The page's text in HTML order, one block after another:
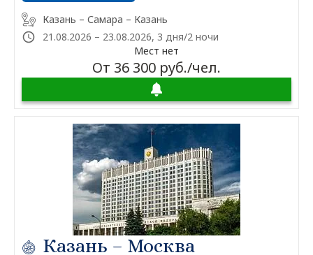
Казань – Самара – Казань
21.08.2026 – 23.08.2026, 3 дня/2 ночи
Мест нет
От 36 300 руб./чел.
Казань – Москва